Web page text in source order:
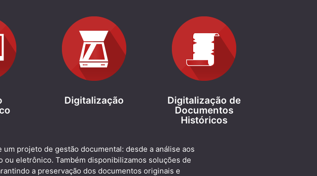
Digitalização
Digitalização de
Documentos
Históricos
projeto de gestão documental: desde a análise aos
eletrônico. Também disponibilizamos soluções de
a preservação dos documentos originais e